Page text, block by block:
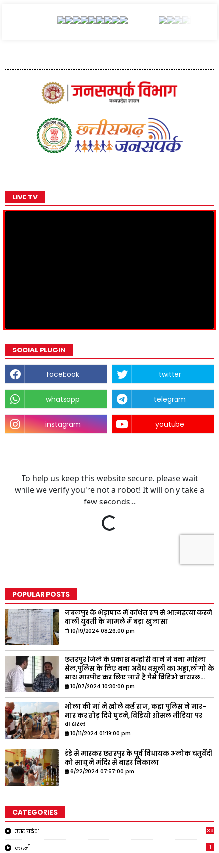
LIVE TV
SOCIAL PLUGIN
facebook twitter
whatsapp telegram
instagram youtube
POPULAR POSTS
जबलपुर के भेड़ाघाट में कथित रूप से आत्महत्या करने
वाली युवती के मामले में बड़ा खुलासा
10/19/2024 08:26:00 pm
छतरपुर जिले के प्रकाश बम्होरी थाने में बना महिला
सेल,पुलिस के लिए बना अवैध वसूली का अड्डा,लोगो के
साथ मारपीट कर लिए जाते है पैसे विडिओ वायरल...
10/07/2024 10:30:00 pm
भोला की मां ने खोले कई राज, कहा पुलिस ने मार-
मार कर तोड़ दिये घुटने, विडियो शोसल मीडिया पर
वायरल
10/11/2024 01:19:00 pm
डंडे से मारकर छतरपुर के पूर्व विधायक अलोक चतुर्वेदी
को साधु ने मंदिर से बाहर निकाला
6/22/2024 07:57:00 pm
CATEGORIES
उत्तर प्रदेश 39
कटनी 1